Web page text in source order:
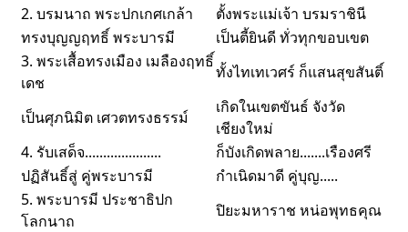
2. บรมนาถ พระปกเกศเกล้า
ตั้งพระแม่เจ้า บรมราชินี
ทรงบุญญฤทธิ์ พระบารมี
เป็นตี้ยินดี ทั่วทุกขอบเขต
3. พระเสื้อทรงเมือง เมลืองฤทธิ์
เดช
ทั้งไทเทเวศร์ ก็แสนสุขสันติ์
เป็นศุภนิมิต เศวตทรงธรรม์
เกิดในเขตขันธ์ จังวัด
เชียงใหม่
4. รับเสด็จ.....................
ก็บังเกิดพลาย.......เรืองศรี
ปฏิสันธิ์สู่ คู่พระบารมี
กำเนิดมาดี คู่บุญ.....
5. พระบารมี ประชาธิปก
โลกนาถ
ปิยะมหาราช หน่อพุทธคุณ